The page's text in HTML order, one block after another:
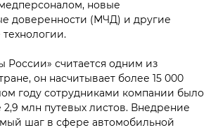
новые
доверенности (МЧД) и другие
России» считается одним из
он насчитывает более 15 000
году сотрудниками компании было
млн путевых листов. Внедрение
шаг в сфере автомобильной